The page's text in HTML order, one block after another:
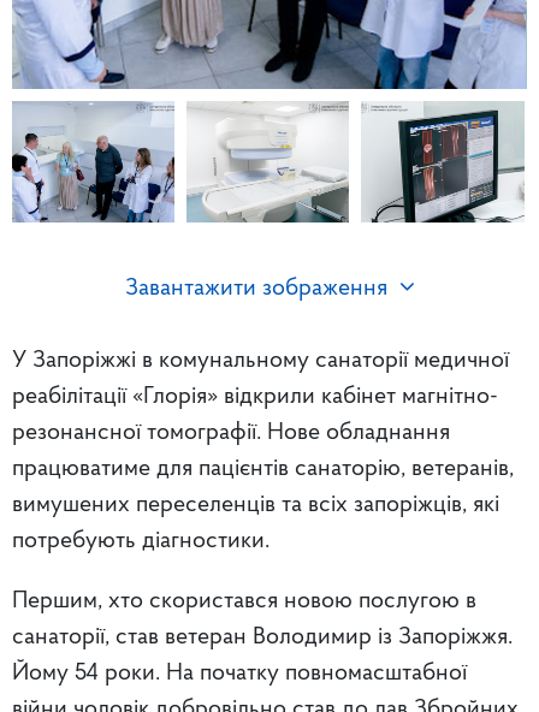
Завантажити зображення
У Запоріжжі в комунальному санаторії медичної
реабілітації «Глорія» відкрили кабінет магнітно-
резонансної томографії. Нове обладнання
працюватиме для пацієнтів санаторію, ветеранів,
вимушених переселенців та всіх запоріжців, які
потребують діагностики.
Першим, хто скористався новою послугою в
санаторії, став ветеран Володимир із Запоріжжя.
Йому 54 роки. На початку повномасштабної